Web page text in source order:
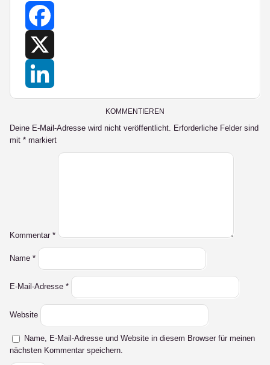
Facebook
KOMMENTIEREN
Deine E-Mail-Adresse wird nicht veröffentlicht. Erforderliche Felder sind
mit * markiert
Kommentar *
Name *
E-Mail-Adresse *
Website
Name, E-Mail-Adresse und Website in diesem Browser für meinen
nächsten Kommentar speichern.